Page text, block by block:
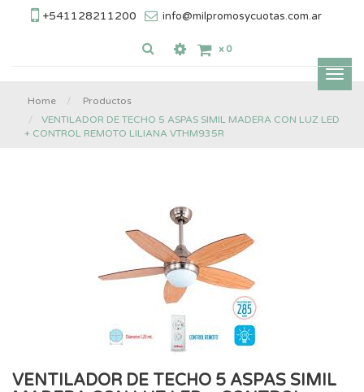
+541128211200 info@milpromosycuotas.com.ar
x 0
Home
Productos
VENTILADOR DE TECHO 5 ASPAS SIMIL MADERA CON LUZ LED
+ CONTROL REMOTO LILIANA VTHM935R
VENTILADOR DE TECHO 5 ASPAS SIMIL